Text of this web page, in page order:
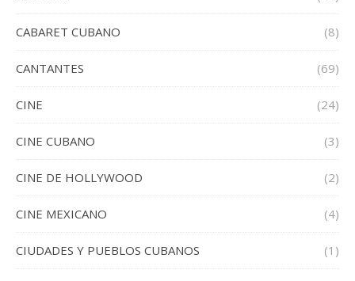
CABARET CUBANO (8)
CANTANTES (69)
CINE (24)
CINE CUBANO (3)
CINE DE HOLLYWOOD (2)
CINE MEXICANO (4)
CIUDADES Y PUEBLOS CUBANOS (1)